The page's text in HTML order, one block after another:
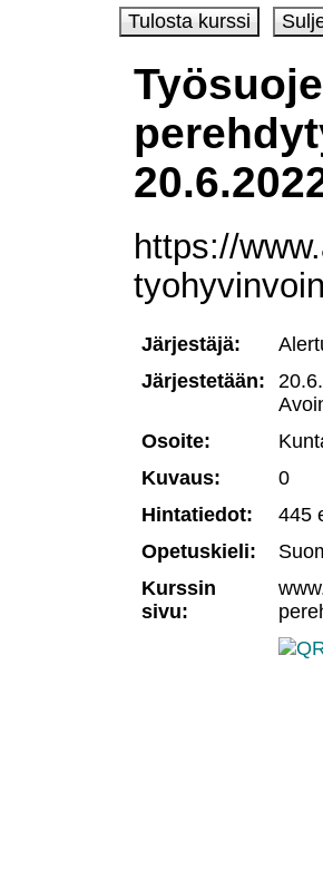
https://
Järjestäjä:
Järjestetään:
Osoite:
Kuvaus:
0
Hintatiedot:
445
Opetuskieli:
Kurssin
sivu: